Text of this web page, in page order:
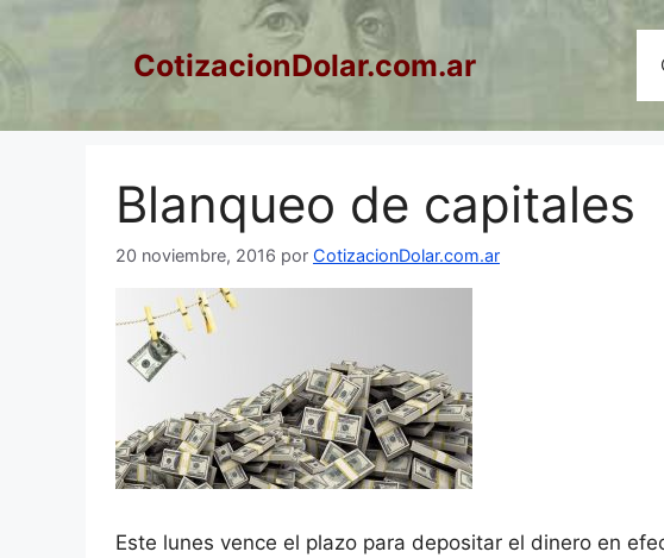
al
CotizacionDolar.com.ar
Blanqueo de capitales
20 noviembre, 2016 por CotizacionDolar.com.ar
Este lunes vence el plazo para depositar el dinero en